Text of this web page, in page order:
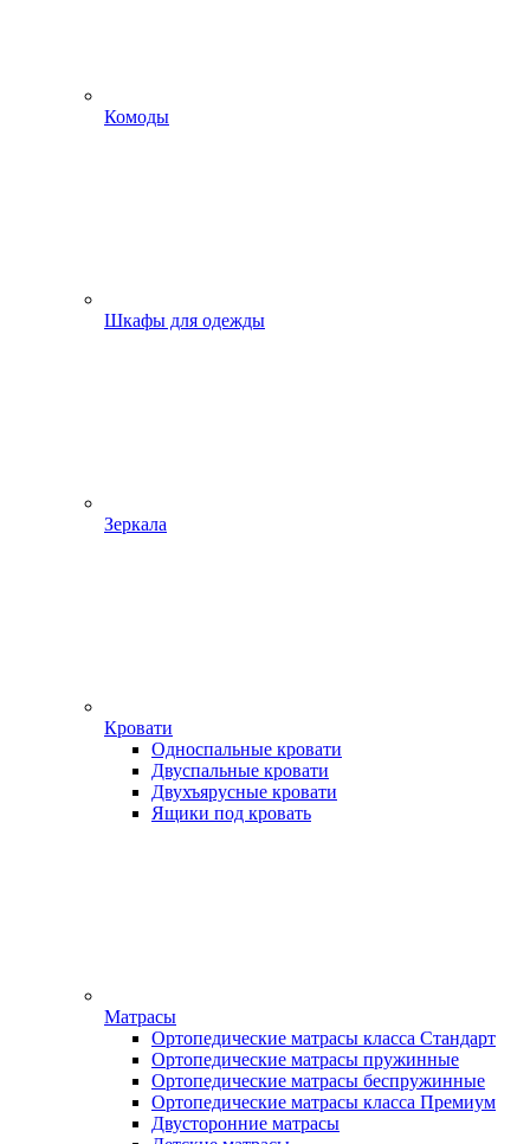
Комоды
Шкафы для одежды
Зеркала
Кровати
Односпальные кровати
Двуспальные кровати
Двухъярусные кровати
Ящики под кровать
Матрасы
Ортопедические матрасы класса Стандарт
Ортопедические матрасы пружинные
Ортопедические матрасы беспружинные
Ортопедические матрасы класса Премиум
Двусторонние матрасы